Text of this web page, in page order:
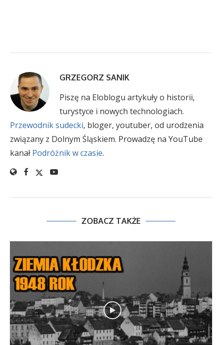
GRZEGORZ SANIK
Piszę na Eloblogu artykuły o historii,
turystyce i nowych technologiach.
Przewodnik sudecki, bloger, youtuber, od urodzenia
związany z Dolnym Śląskiem. Prowadzę na YouTube
kanał Podróżnik w czasie.
ZOBACZ TAKŻE